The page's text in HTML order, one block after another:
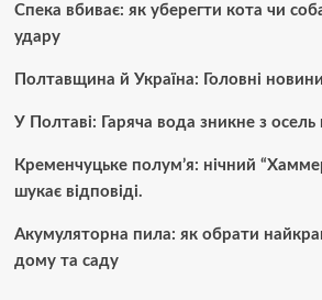
Спека вбиває: як уберегти кота чи
удару
Полтавщина й Україна: Головні
У Полтаві: Гаряча вода зникне з
Кременчуцьке полум’я: нічний
шукає відповіді.
Акумуляторна пила: як обрати
дому та саду